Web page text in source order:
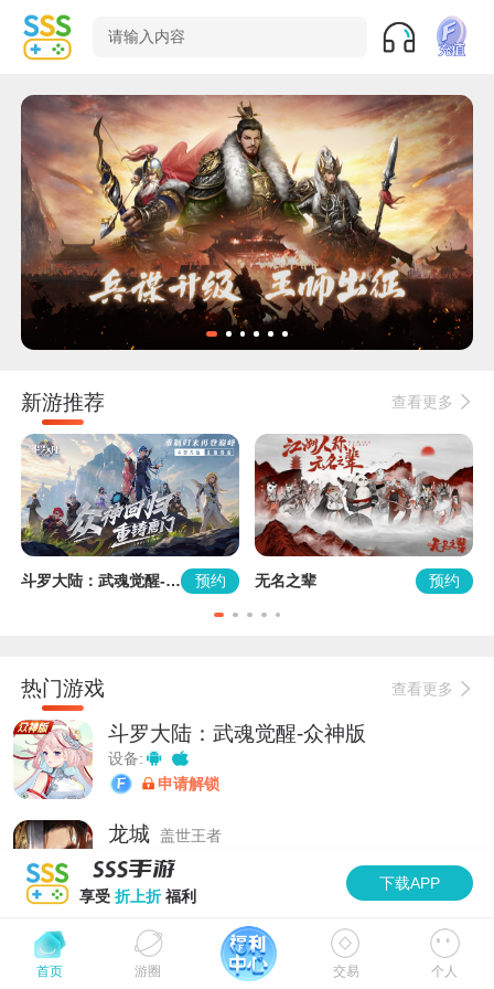
请输入内容
新游推荐 查看更多
斗罗大陆：武魂觉醒-众神版 预约 无名之辈 预约
热门游戏 查看更多
斗罗大陆：武魂觉醒-众神版
设备:
申请解锁
龙城 盖世王者
设备:
申请解锁
无名之辈
设备:
申请解锁
加速
享受 折上折 福利
下载APP
首页 游圈 交易 个人